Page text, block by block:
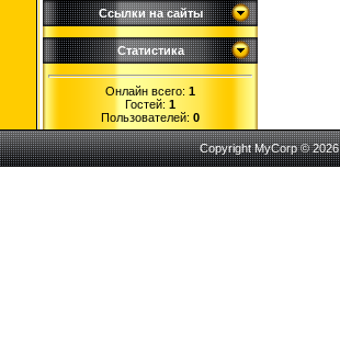
Ссылки на сайты
Статистика
Онлайн всего: 1
Гостей: 1
Пользователей: 0
Copyright MyCorp © 2026